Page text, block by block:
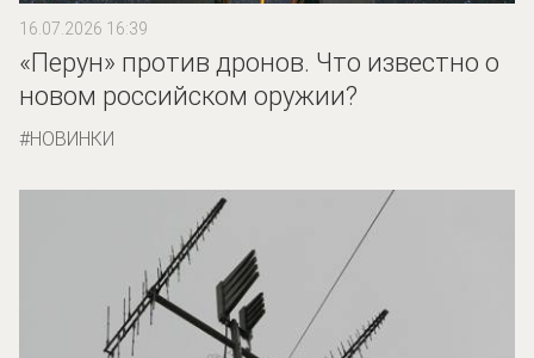
16.07.2026 16:39
«Перун» против дронов. Что известно о
новом российском оружии?
НОВИНКИ